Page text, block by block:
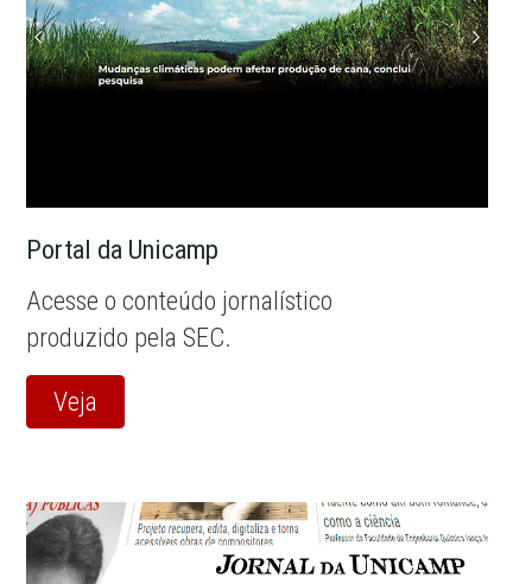
Portal da Unicamp
Acesse o conteúdo jornalístico
produzido pela SEC.
Veja